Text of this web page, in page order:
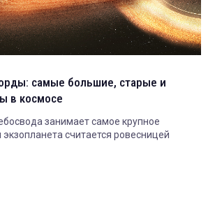
самые большие, старые и
в космосе
занимает самое крупное
экзопланета считается ровесницей